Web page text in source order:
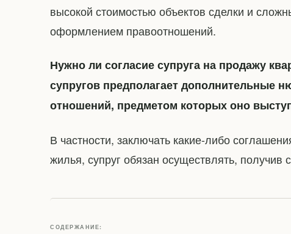
высокой стоимостью объектов сделки и
оформлением правоотношений.
Нужно ли согласие супруга на продажу
супругов предполагает дополнительные
отношений, предметом которых оно
В частности, заключать какие-либо
жилья, супруг обязан осуществлять, получив
СОДЕРЖАНИЕ: